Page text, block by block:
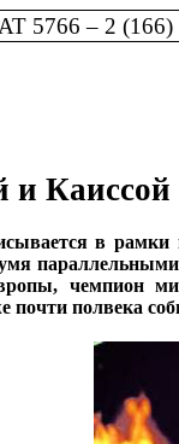
5766 – 2 (166)
и Каиссой
в рамки
чемпион
почти полвека